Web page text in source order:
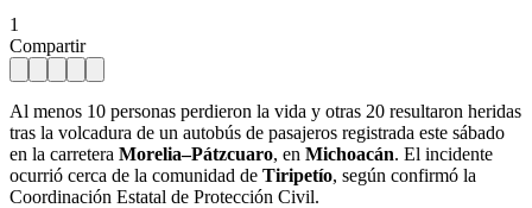
1
Compartir
Al menos 10 personas perdieron la vida y otras 20 resultaron heridas
tras la volcadura de un autobús de pasajeros registrada este sábado
en la carretera Morelia–Pátzcuaro, en Michoacán. El incidente
ocurrió cerca de la comunidad de Tiripetío, según confirmó la
Coordinación Estatal de Protección Civil.